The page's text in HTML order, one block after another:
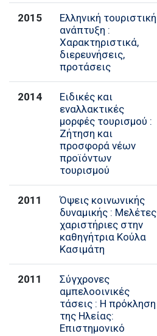
2015
Ελληνική τουριστική
ανάπτυξη :
Χαρακτηριστικά,
διερευνήσεις,
προτάσεις
2014
Ειδικές και
εναλλακτικές
μορφές τουρισμού :
Ζήτηση και
προσφορά νέων
προϊόντων
τουρισμού
2011
Όψεις κοινωνικής
δυναμικής : Μελέτες
χαριστήριες στην
καθηγήτρια Κούλα
Κασιμάτη
2011
Σύγχρονες
αμπελοοινικές
τάσεις : Η πρόκληση
της Ηλείας:
Επιστημονικό